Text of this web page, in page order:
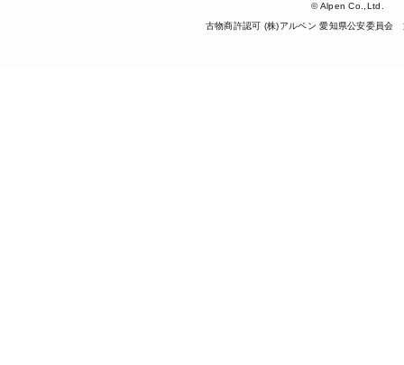
© Alpen Co.,Ltd.
古物商許認可 (株)アルペン 愛知県公安委員